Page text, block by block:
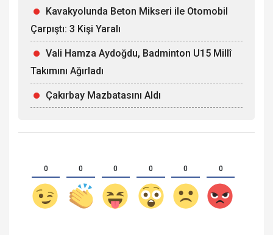
Kavakyolunda Beton Mikseri ile Otomobil
Çarpıştı: 3 Kişi Yaralı
Vali Hamza Aydoğdu, Badminton U15 Millî
Takımını Ağırladı
Çakırbay Mazbatasını Aldı
0 0 0 0 0 0